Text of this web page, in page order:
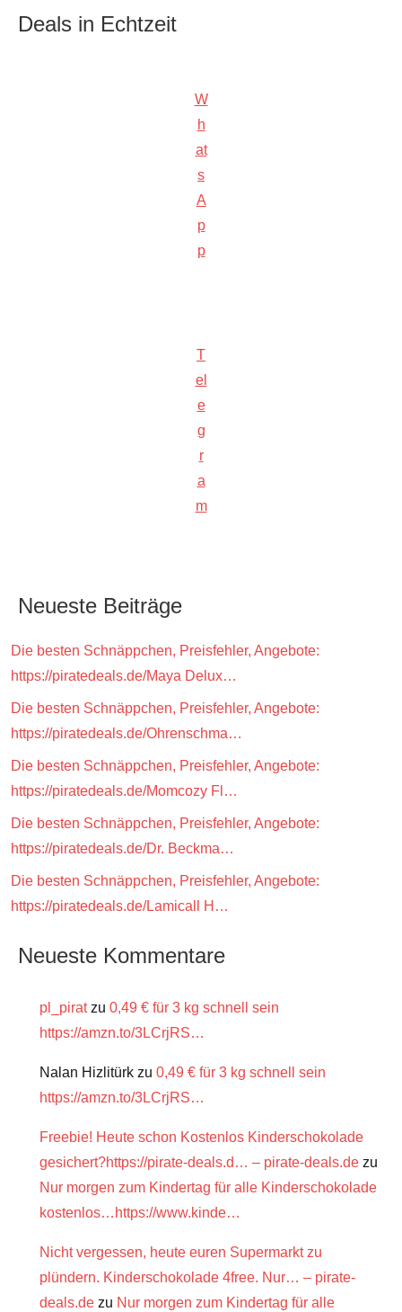
Deals in Echtzeit
W
h
at
s
A
p
p
T
el
e
g
r
a
m
Neueste Beiträge
Die besten Schnäppchen, Preisfehler, Angebote:
https://piratedeals.de/Maya Delux…
Die besten Schnäppchen, Preisfehler, Angebote:
https://piratedeals.de/Ohrenschma…
Die besten Schnäppchen, Preisfehler, Angebote:
https://piratedeals.de/Momcozy Fl…
Die besten Schnäppchen, Preisfehler, Angebote:
https://piratedeals.de/Dr. Beckma…
Die besten Schnäppchen, Preisfehler, Angebote:
https://piratedeals.de/Lamicall H…
Neueste Kommentare
pl_piratzu 0,49 € für 3 kg schnell sein
https://amzn.to/3LCrjRS…
Nalan Hizlitürk zu 0,49 € für 3 kg schnell sein
https://amzn.to/3LCrjRS…
Freebie! Heute schon Kostenlos Kinderschokolade
gesichert?https://pirate-deals.d… – pirate-deals.de zu
Nur morgen zum Kindertag für alle Kinderschokolade
kostenlos…https://www.kinde…
Nicht vergessen, heute euren Supermarkt zu
plündern. Kinderschokolade 4free. Nur… – pirate-
deals.de zu Nur morgen zum Kindertag für alle